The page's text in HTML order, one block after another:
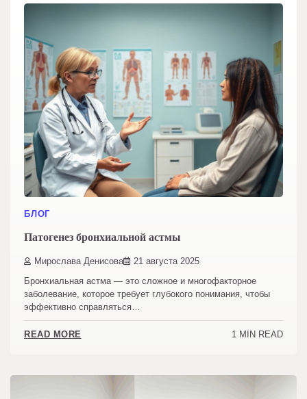
БЛОГ
Патогенез бронхиальной астмы
Мирослава Денисова 21 августа 2025
Бронхиальная астма — это сложное и многофакторное
заболевание, которое требует глубокого понимания, чтобы
эффективно справляться…
READ MORE 1 MIN READ